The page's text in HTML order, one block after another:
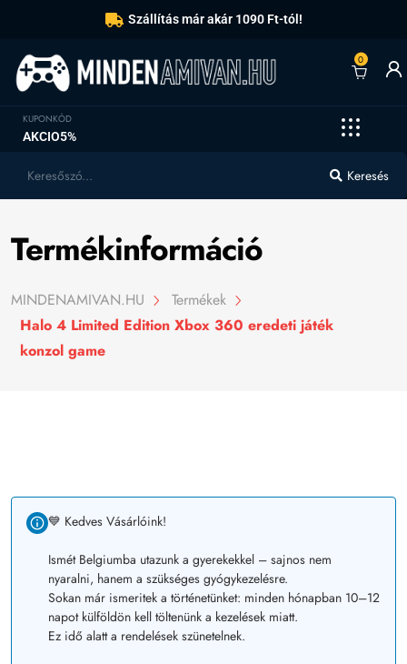
Szállítás már akár 1090 Ft-tól!
0
KUPONKÓD
AKCIO5%
Keresés
Termékinformáció
MINDENAMIVAN.HU
Termékek
Halo 4 Limited Edition Xbox 360 eredeti játék
konzol game
💙 Kedves Vásárlóink!
Ismét Belgiumba utazunk a gyerekekkel – sajnos nem
nyaralni, hanem a szükséges gyógykezelésre.
Sokan már ismeritek a történetünket: minden hónapban 10–12
napot külföldön kell töltenünk a kezelések miatt.
Ez idő alatt a rendelések szünetelnek.